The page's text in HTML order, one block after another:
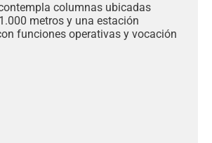
columnas ubicadas
metros y una estación
funciones operativas y vocación